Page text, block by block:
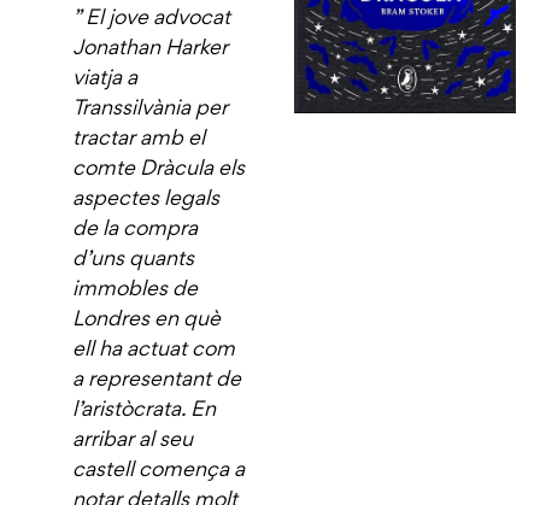
” El jove advocat
Jonathan Harker
viatja a
Transsilvània per
tractar amb el
comte Dràcula els
aspectes legals
de la compra
d’uns quants
immobles de
Londres en què
ell ha actuat com
a representant de
l’aristòcrata. En
arribar al seu
castell comença a
notar detalls molt